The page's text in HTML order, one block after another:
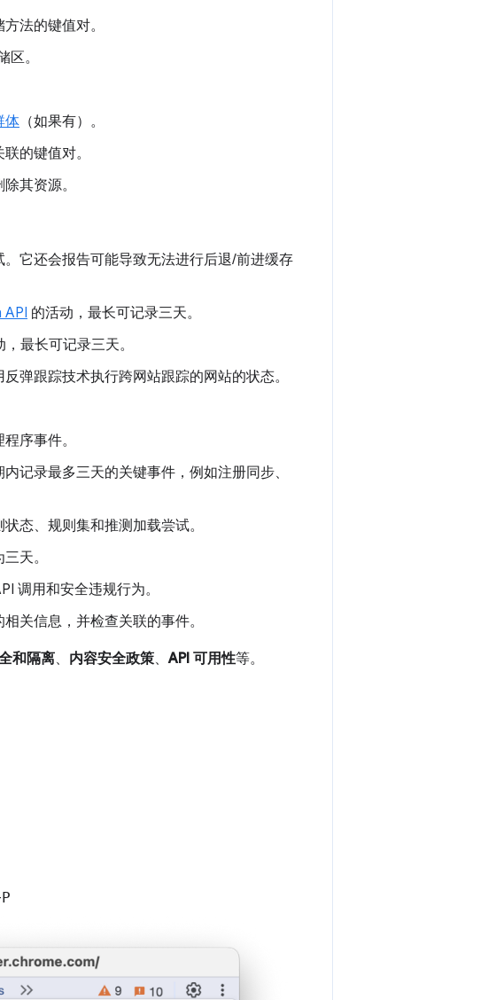
法的键值对。
。
体 （如果有）。
的键值对。
其资源。
它还会报告可能导致无法进行后退/前进缓存
API 的活动，最长可记录三天。
，最长可记录三天。
弹跟踪技术执行跨网站跟踪的网站的状态。
序事件。
记录最多三天的关键事件，例如注册同步、
态、规则集和推测加载尝试。
天。
调用和安全违规行为。
关信息，并检查关联的事件。
和隔离、 内容安全政策、API 可用性等。
P